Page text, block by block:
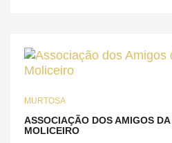
MURTOSA
ASSOCIAÇÃO DOS AMIGOS
MOLICEIRO